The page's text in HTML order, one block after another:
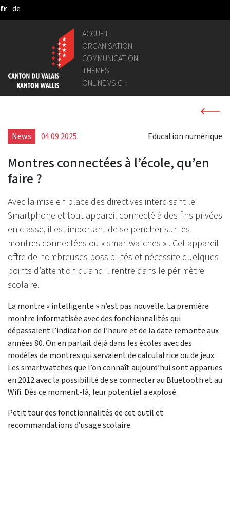
Saut au contenu principal
fr de
ACCUEIL
ORGANISATION
COMMUNICATION
THÈMES
ONLINE.VS.CH
News 04.09.2025 Education numérique
Montres connectées à l’école, qu’en
faire ?
Avec la mise en place des directives interdisant le
Smartphone et tout appareil connecté à des fins privées
en classe, il est important de se pencher sur les
montres connectées ou « smartwatches » . Cet appareil
offre de nombreuses possibilités et nécessite quelques
points d’attention quand il rentre dans le périmètre
scolaire.
La montre « intelligente » n’est pas nouvelle. La première
montre informatisée avec des fonctionnalités qui
dépassaient l’indication de l’heure et de la date remonte aux
années 80. On en parlait déjà dans les écoles avec des
modèles de montres qui servaient de calculatrice ou de jeux.
Les smartwatches que l’on connaît aujourd’hui sont apparues
en 2012 avec la possibilité de se connecter au Bluetooth et au
Wifi. Dès ce moment-là, leur potentiel a explosé.
Petit tour des fonctionnalités de cet outil et
recommandations d’usage scolaire.